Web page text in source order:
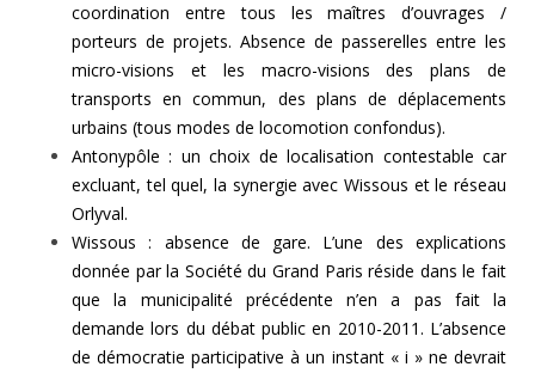
coordination entre tous les maîtres d’ouvrages /
porteurs de projets. Absence de passerelles entre les
micro-visions et les macro-visions des plans de
transports en commun, des plans de déplacements
urbains (tous modes de locomotion confondus).
Antonypôle : un choix de localisation contestable car
excluant, tel quel, la synergie avec Wissous et le réseau
Orlyval.
Wissous : absence de gare. L’une des explications
donnée par la Société du Grand Paris réside dans le fait
que la municipalité précédente n’en a pas fait la
demande lors du débat public en 2010-2011. L’absence
de démocratie participative à un instant « i » ne devrait